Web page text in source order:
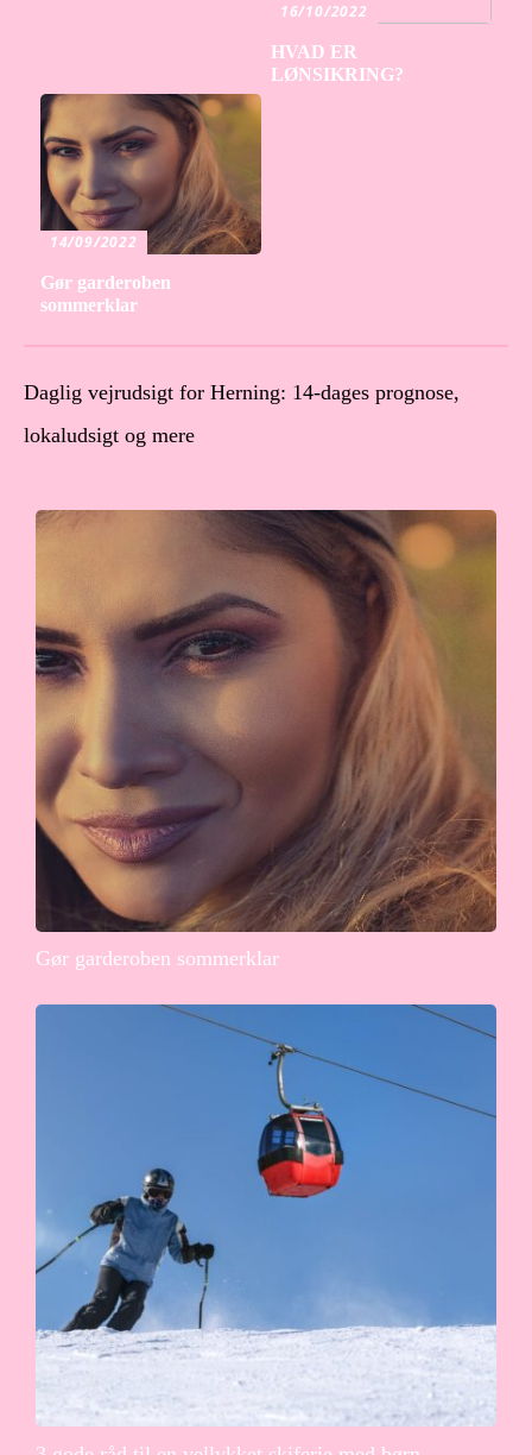
16/10/2022
HVAD ER
LØNSIKRING?
14/09/2022
Gør garderoben
sommerklar
Daglig vejrudsigt for Herning: 14-dages prognose,
lokaludsigt og mere
Gør garderoben sommerklar